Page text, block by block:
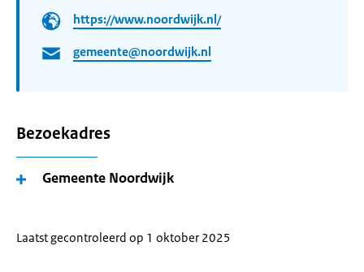
https://www.noordwijk.nl/
gemeente@noordwijk.nl
Bezoekadres
Gemeente Noordwijk
Laatst gecontroleerd op 1 oktober 2025